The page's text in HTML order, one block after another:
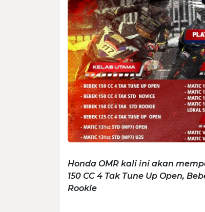
Honda OMR kali ini akan
150 CC 4 Tak Tune Up Open,
Rookie